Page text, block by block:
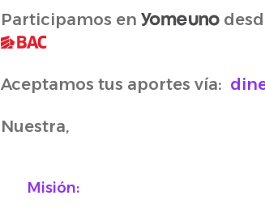
Participamos en
Aceptamos tus aportes vía:
Nuestra,
Misión: